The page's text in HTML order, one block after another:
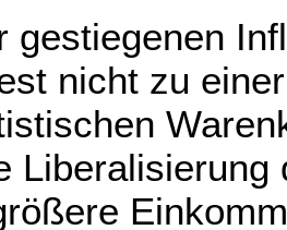
gestiegenen
nicht zu